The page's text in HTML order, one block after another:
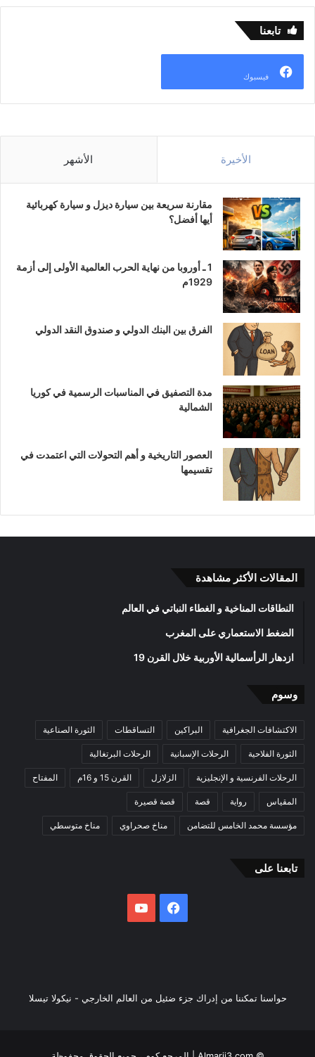
تابعنا
فيسبوك
الأخيرة الأشهر
مقارنة سريعة بين سيارة ديزل و سيارة كهربائية
أيها أفضل؟
1 ـ أوروبا من نهاية الحرب العالمية الأولى إلى أزمة
1929م
الفرق بين البنك الدولي و صندوق النقد الدولي
مدة التصفيق في المناسبات الرسمية في كوريا
الشمالية
العصور التاريخية و أهم التحولات التي اعتمدت في
تقسيمها
المقالات الأكثر مشاهدة
النطاقات المناخية و الغطاء النباتي في العالم
الضغط الاستعماري على المغرب
ازدهار الرأسمالية الأوربية خلال القرن 19
وسوم
الاكتشافات الجغرافية البراكين التساقطات الثورة الصناعية
الثورة الفلاحية الرحلات الإسبانية الرحلات البرتغالية
الرحلات الفرنسية و الإنجليزية الزلازل القرن 15 و 16م المفتاح
المقياس رواية قصة قصة قصيرة
مؤسسة محمد الخامس للتضامن مناخ صحراوي مناخ متوسطي
تابعنا على
فيسبوك
حواسنا تمكننا من إدراك جزء ضئيل من العالم الخارجي - نيكولا تيسلا